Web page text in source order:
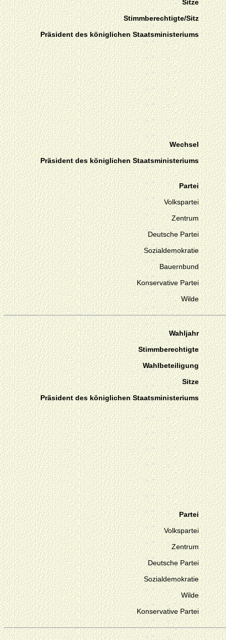
Sitze
Stimmberechtigte/Sitz
Präsident des königlichen Staatsministeriums
Wechsel
Präsident des königlichen Staatsministeriums
Partei
Volkspartei
Zentrum
Deutsche Partei
Sozialdemokratie
Bauernbund
Konservative Partei
Wilde
Wahljahr
Stimmberechtigte
Wahlbeteiligung
Sitze
Präsident des königlichen Staatsministeriums
Partei
Volkspartei
Zentrum
Deutsche Partei
Sozialdemokratie
Wilde
Konservative Partei